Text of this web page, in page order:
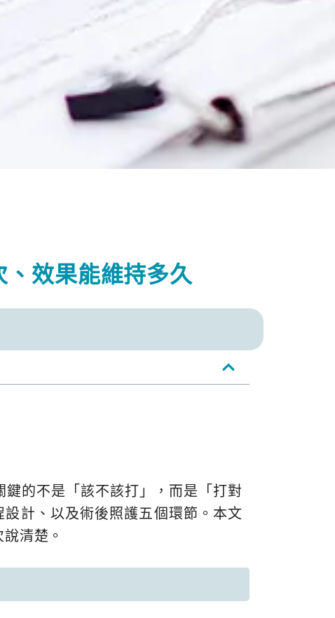
效果能維持多久
的不是「該不該打」，而是「打對
計、以及術後照護五個環節。本文
清楚。